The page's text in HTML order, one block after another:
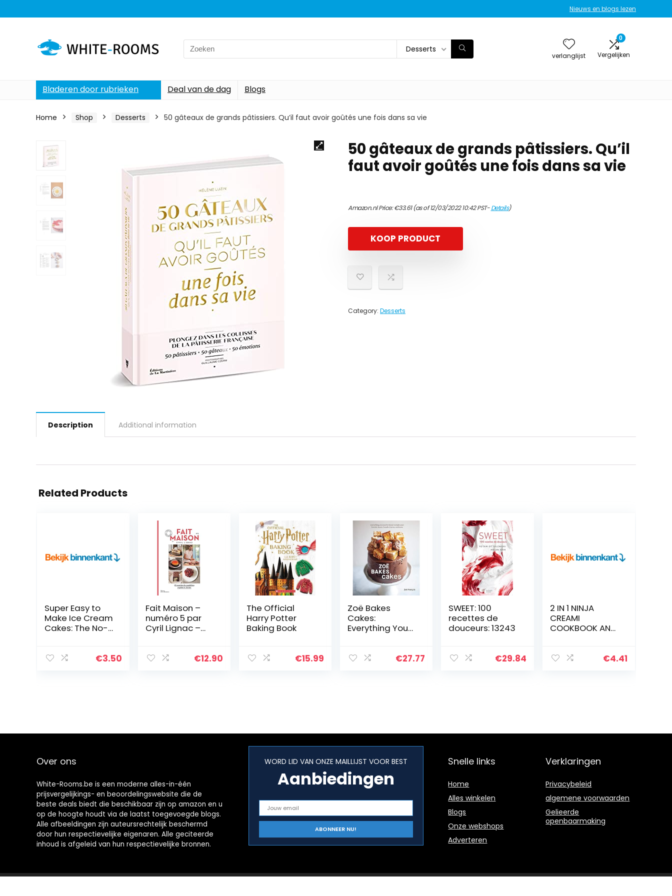
Nieuws en blogs lezen
Search
for:
Desserts
verlanglijst
0
Vergelijken
Bladeren door rubrieken Deal van de dag Blogs
Home Shop Desserts 50 gâteaux de grands pâtissiers. Qu’il faut avoir goûtés une fois dans sa vie
50 gâteaux de grands pâtissiers. Qu’il
faut avoir goûtés une fois dans sa vie
Amazon.nl Price:€33.61(as of 12/03/2022 10:42 PST-Details)
KOOP PRODUCT
Category: Desserts
Description Additional information
Related Products
Super Easy to
Make Ice Cream
Cakes: The No-
Book We All
€3.50
Fait Maison –
numéro 5 par
Cyril Lignac –
€12.90
The Official
Harry Potter
Baking Book
€15.99
Zoë Bakes
Cakes:
Everything You
Favorite Layers,
€27.77
SWEET: 100
recettes de
douceurs: 13243
€29.84
2 IN 1 NINJA
CREAMI
COOKBOOK AND
OVEN
€4.41
Over ons
White-Rooms.be is een moderne alles-in-één
prijsvergelijkings- en beoordelingswebsite die de
beste deals biedt die beschikbaar zijn op amazon en u
op de hoogte houdt via de laatst toegevoegde blogs.
Alle afbeeldingen zijn auteursrechtelijk beschermd
door hun respectievelijke eigenaren. Alle geciteerde
inhoud is afgeleid van hun respectievelijke bronnen.
WORD LID VAN ONZE MAILLIJST VOOR BEST
Aanbiedingen
Snelle links
Home
Alles winkelen
Blogs
Onze webshops
Adverteren
Verklaringen
Privacybeleid
algemene voorwaarden
Gelieerde
openbaarmaking